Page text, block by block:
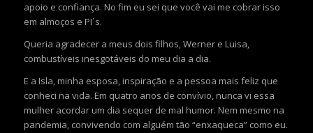
apoio e confiança. No fim eu sei que você vai me cobrar isso
em almoços e PI´s.
Queria agradecer a meus dois filhos, Werner e Luisa,
combustíveis inesgotáveis do meu dia a dia.
E a Isla, minha esposa, inspiração e a pessoa mais feliz que
conheci na vida. Em quatro anos de convívio, nunca vi essa
mulher acordar um dia sequer de mal humor. Nem mesmo na
pandemia, convivendo com alguém tão “enxaqueca” como eu.